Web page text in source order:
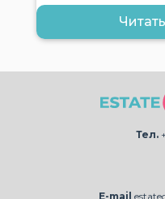
Тел.
E-mail